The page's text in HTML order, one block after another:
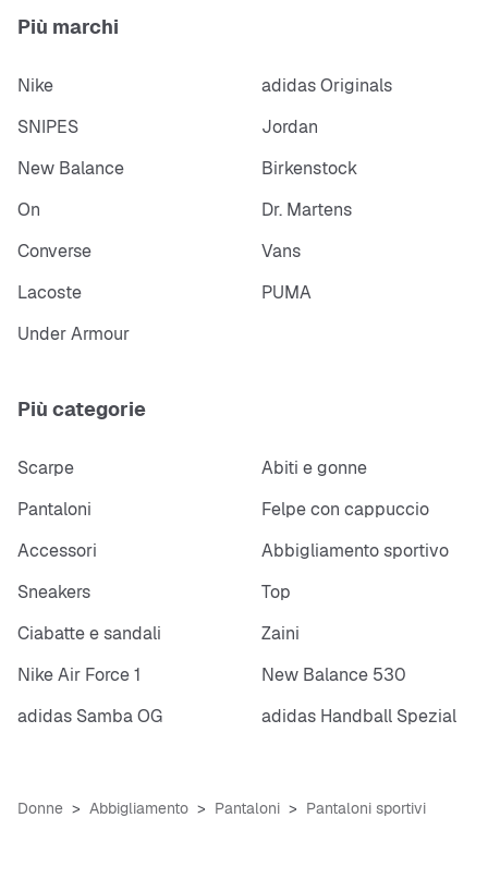
Più marchi
Nike
adidas Originals
SNIPES
Jordan
New Balance
Birkenstock
On
Dr. Martens
Converse
Vans
Lacoste
PUMA
Under Armour
Più categorie
Scarpe
Abiti e gonne
Pantaloni
Felpe con cappuccio
Accessori
Abbigliamento sportivo
Sneakers
Top
Ciabatte e sandali
Zaini
Nike Air Force 1
New Balance 530
adidas Samba OG
adidas Handball Spezial
Donne Abbigliamento Pantaloni Pantaloni sportivi